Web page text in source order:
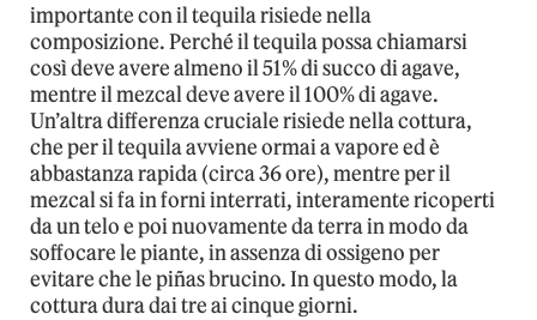
importante con il tequila risiede nella
composizione. Perché il tequila possa chiamarsi
così deve avere almeno il 51% di succo di agave,
mentre il mezcal deve avere il 100% di agave.
Un’altra differenza cruciale risiede nella cottura,
che per il tequila avviene ormai a vapore ed è
abbastanza rapida (circa 36 ore), mentre per il
mezcal si fa in forni interrati, interamente ricoperti
da un telo e poi nuovamente da terra in modo da
soffocare le piante, in assenza di ossigeno per
evitare che le piñas brucino. In questo modo, la
cottura dura dai tre ai cinque giorni.